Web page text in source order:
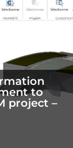
to
project –